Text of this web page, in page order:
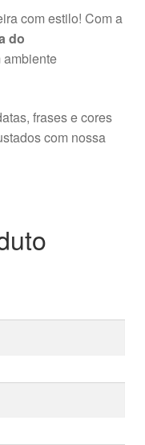
com estilo! Com a
do
ambiente
frases e cores
com nossa